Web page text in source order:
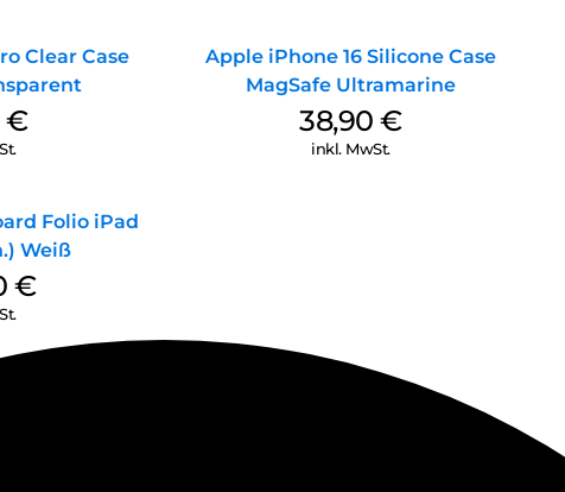
Clear Case
€
Apple iPhone 16 Silicone Case
MagSafe Ultramarine
38,90€
inkl. MwSt.
Folio iPad
Weiß
€